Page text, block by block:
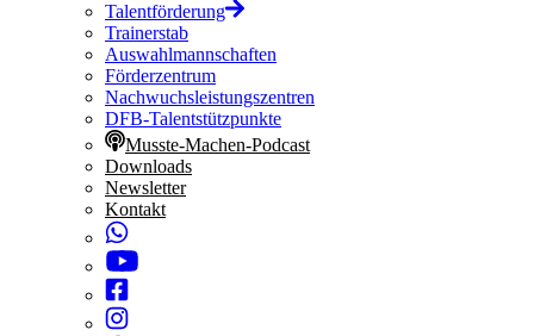
Talentförderung
Trainerstab
Auswahlmannschaften
Förderzentrum
Nachwuchsleistungszentren
DFB-Talentstützpunkte
Musste-Machen-Podcast
Downloads
Newsletter
Kontakt